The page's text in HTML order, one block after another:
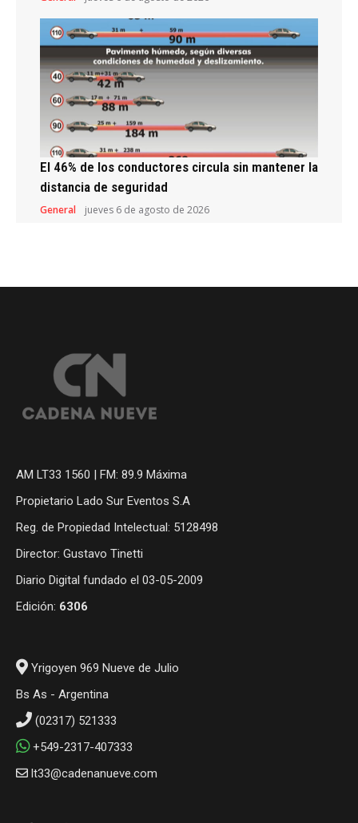
El 46% de los conductores circula sin mantener la
distancia de seguridad
General jueves 6 de agosto de 2026
AM LT33 1560 | FM: 89.9 Máxima
Propietario Lado Sur Eventos S.A
Reg. de Propiedad Intelectual: 5128498
Director: Gustavo Tinetti
Diario Digital fundado el 03-05-2009
Edición: 6306
Yrigoyen 969 Nueve de Julio
Bs As - Argentina
(02317) 521333
+549-2317-407333
lt33@cadenanueve.com